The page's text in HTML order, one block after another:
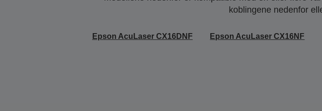
koblingene nedenfor
Epson AcuLaser CX16DNF Epson AcuLaser CX16NF